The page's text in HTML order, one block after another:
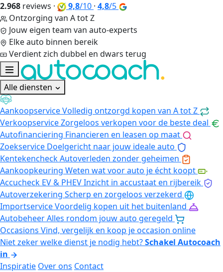
2.968 reviews · 9,8/10 · 4,8/5
Ontzorging van A tot Z
Jouw eigen team van auto-experts
Elke auto binnen bereik
Verdient zich dubbel en dwars terug
Alle diensten
AankoopserviceVolledig ontzorgd kopen van A tot Z
VerkoopserviceZorgeloos verkopen voor de beste deal
Autofinanciering Financieren en leasen op maat
Zoekservice Doelgericht naar jouw ideale auto
KentekencheckAutoverleden zonder geheimen
Aankoopkeuring Weten wat voor auto je écht koopt
Accucheck EV & PHEVInzicht in accustaat en rijbereik
Autoverzekering Scherp en zorgeloos verzekerd
ImportserviceVoordelig kopen uit het buitenland
AutobeheerAlles rondom jouw auto geregeld
Occasions Vind, vergelijk en koop je occasion online
Niet zeker welke dienst je nodig hebt?Schakel Autocoach
in
Inspiratie Over ons Contact